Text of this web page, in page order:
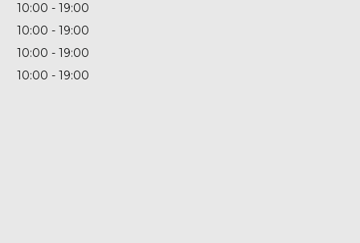
10:00
19:00
10:00
19:00
10:00
19:00
10:00
19:00